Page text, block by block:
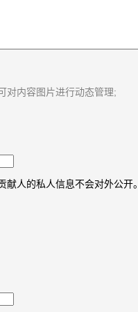
对内容图片进行动态管理;
人的私人信息不会对外公开。